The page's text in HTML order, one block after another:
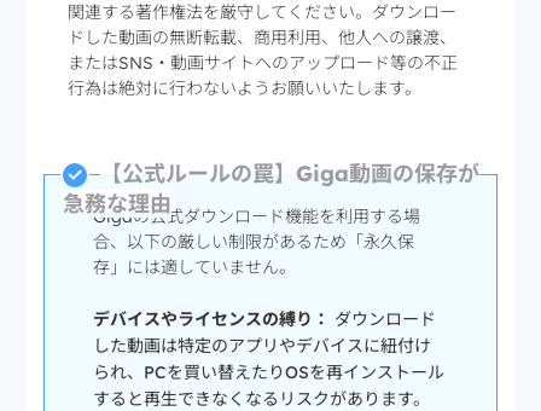
関連する著作権法を厳守してください。ダウンロー
ドした動画の無断転載、商用利用、他人への譲渡、
またはSNS・動画サイトへのアップロード等の不正
行為は絶対に行わないようお願いいたします。
【公式ルールの罠】Giga動画の保存が
急務な理由
Gigaの公式ダウンロード機能を利用する場
合、以下の厳しい制限があるため「永久保
存」には適していません。
デバイスやライセンスの縛り： ダウンロード
した動画は特定のアプリやデバイスに紐付け
られ、PCを買い替えたりOSを再インストール
すると再生できなくなるリスクがあります。